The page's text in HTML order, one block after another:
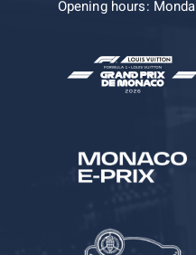
Opening hours: